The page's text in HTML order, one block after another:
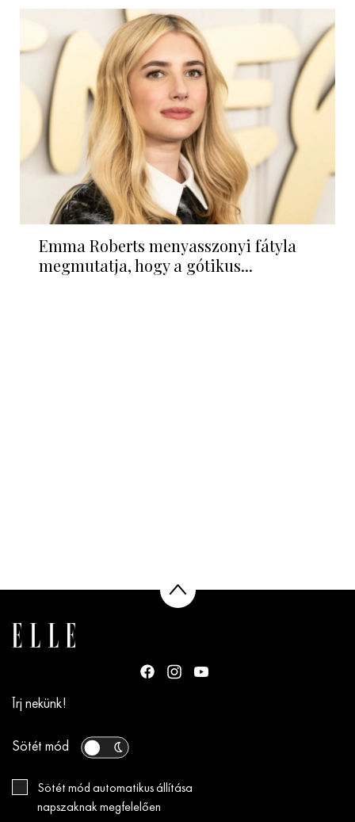
Emma Roberts menyasszonyi fátyla
megmutatja, hogy a gótikus...
Írj nekünk!
Sötét mód
Sötét mód automatikus állítása
napszaknak megfelelően